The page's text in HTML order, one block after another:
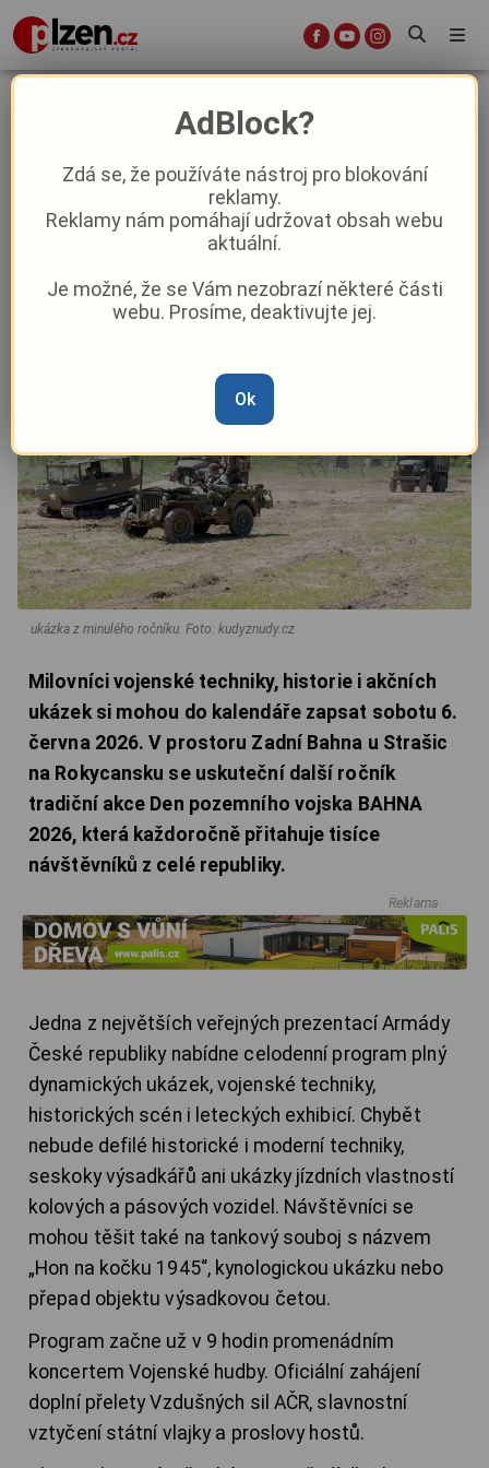
Bahna 2026: Oblíbená armádní
akce v Brdech se vrací už v červnu
13:19
ukázka z minulého ročníku. Foto: kudyznudy.cz
Milovníci vojenské techniky, historie i akčních
ukázek si mohou do kalendáře zapsat sobotu 6.
června 2026. V prostoru Zadní Bahna u Strašic
na Rokycansku se uskuteční další ročník
tradiční akce Den pozemního vojska BAHNA
2026, která každoročně přitahuje tisíce
návštěvníků z celé republiky.
Reklama
Jedna z největších veřejných prezentací Armády
České republiky nabídne celodenní program plný
dynamických ukázek, vojenské techniky,
historických scén i leteckých exhibicí. Chybět
nebude defilé historické i moderní techniky,
seskoky výsadkářů ani ukázky jízdních vlastností
kolových a pásových vozidel. Návštěvníci se
mohou těšit také na tankový souboj s názvem
„Hon na kočku 1945“, kynologickou ukázku nebo
přepad objektu výsadkovou četou.
Program začne už v 9 hodin promenádním
koncertem Vojenské hudby. Oficiální zahájení
doplní přelety Vzdušných sil AČR, slavnostní
vztyčení státní vlajky a proslovy hostů.
AdBlock?
Zdá se, že používáte nástroj pro blokování
reklamy.
Reklamy nám pomáhají udržovat obsah webu
aktuální.
Je možné, že se Vám nezobrazí některé části
webu. Prosíme, deaktivujte jej.
Ok